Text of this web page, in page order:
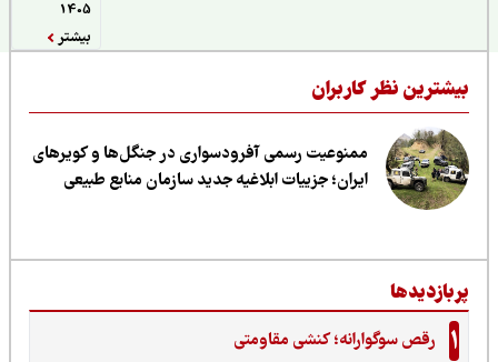
نظر کاربران
ممنوعیت رسمی آفرودسواری در جنگل‌ها و کویرهای
ایران؛ جزییات ابلاغیه جدید سازمان منابع طبیعی
رقص سوگوارانه؛ کنشی مقاومتی